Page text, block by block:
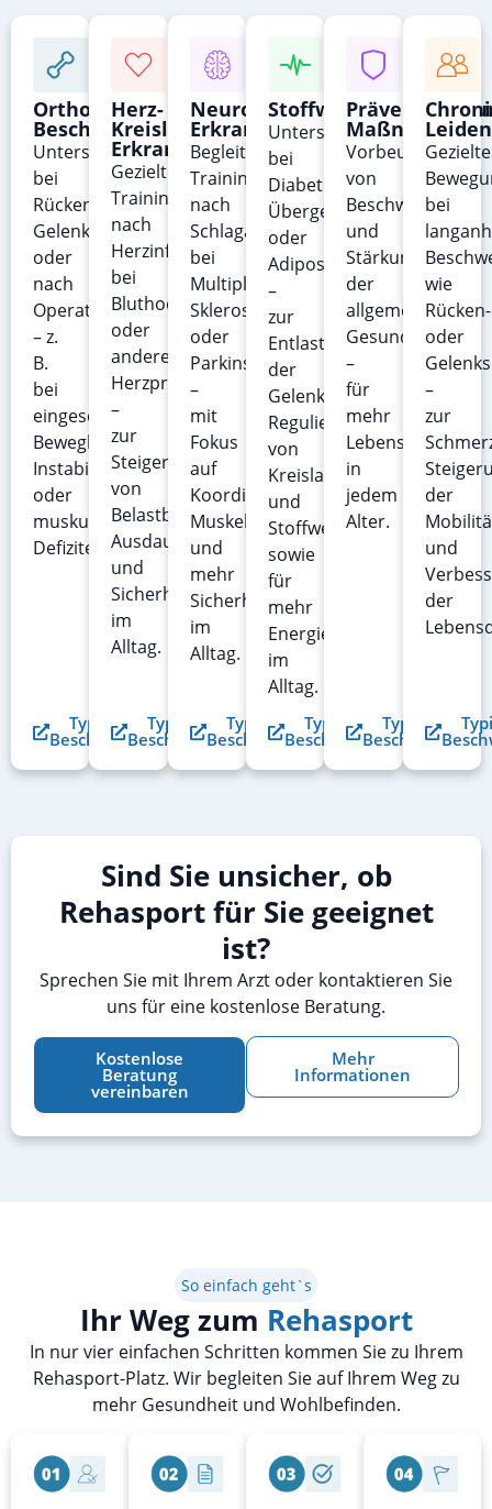
Orthopädische
Beschwerden
Unterstützung
bei
Rückenschmerzen,
Gelenkproblemen
oder
nach
Operationen
– z.
B.
bei
eingeschränkter
Beweglichkeit,
Instabilität
oder
muskulären
Defiziten.
Typische
Beschwerden
Herz-
Kreislauf-
Erkrankungen
Gezieltes
Training
nach
Herzinfarkt,
bei
Bluthochdruck
oder
anderen
Herzproblemen
–
zur
Steigerung
von
Belastbarkeit,
Ausdauer
und
Sicherheit
im
Alltag.
Typische
Beschwerden
Neurologische
Erkrankungen
Begleitendes
Training
nach
Schlaganfall,
bei
Multipler
Sklerose
oder
Parkinson
–
mit
Fokus
auf
Koordination,
Muskelkraft
und
mehr
Sicherheit
im
Alltag.
Typische
Beschwerden
Unterstützung
bei
Diabetes,
Übergewicht
oder
Adipositas
–
zur
Entlastung
der
Gelenke,
Regulierung
von
Kreislauf
und
Stoffwechsel
sowie
für
mehr
Energie
im
Alltag.
Typische
Beschwerden
Präventive
Maßnahmen
Vorbeugung
von
Beschwerden
und
Stärkung
der
allgemeinen
Gesundheit
–
für
mehr
Lebensqualität
in
jedem
Alter.
Typische
Beschwerden
Leiden
Gezielte
bei
wie
Rücken-
oder
–
zur
der
und
der
Sind Sie unsicher, ob
Rehasport für Sie geeignet
ist?
Sprechen Sie mit Ihrem Arzt oder kontaktieren Sie
uns für eine kostenlose Beratung.
Kostenlose
Beratung
vereinbaren
Mehr
Informationen
So einfach geht`s
Ihr Weg zum Rehasport
In nur vier einfachen Schritten kommen Sie zu Ihrem
Rehasport-Platz. Wir begleiten Sie auf Ihrem Weg zu
mehr Gesundheit und Wohlbefinden.